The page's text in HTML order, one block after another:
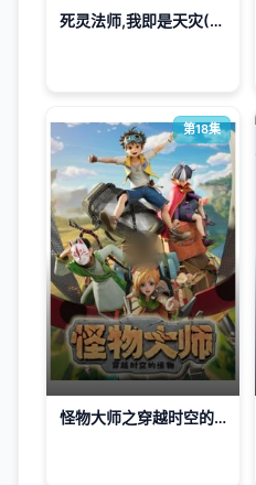
死灵法师,我即是天灾(2026)
第18集
​怪物大师之穿越时空的怪物​